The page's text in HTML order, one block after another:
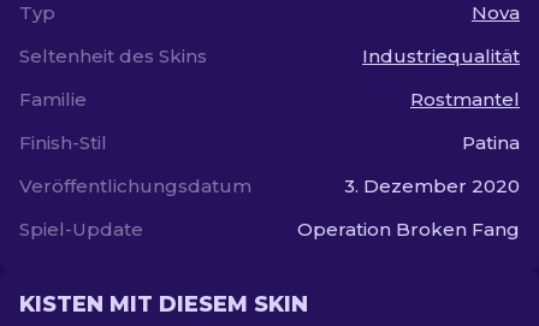
Typ
Nova
Seltenheit des Skins
Industriequalität
Familie
Rostmantel
Finish-Stil
Patina
Veröffentlichungsdatum
3. Dezember 2020
Spiel-Update
Operation Broken Fang
KISTEN MIT DIESEM SKIN